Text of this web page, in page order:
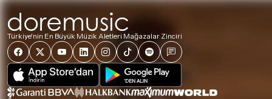
Türkiye'nin En Büyük Müzik Aletleri Mağazalar Zinciri